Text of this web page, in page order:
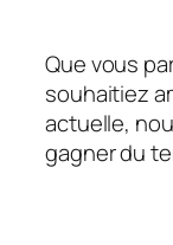
Que vous
souhaitiez
actuelle,
gagner du